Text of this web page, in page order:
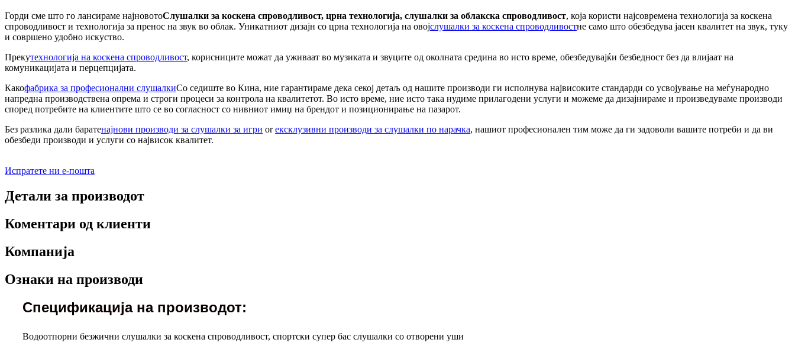
Горди сме што го лансираме најновотоСлушалки за коскена спроводливост, црна технологија, слушалки за облакска спроводливост, која користи најсовремена технологија за коскена
спроводливост и технологија за пренос на звук во облак. Уникатниот дизајн со црна технологија на овојслушалки за коскена спроводливостне само што обезбедува јасен квалитет на звук, туку
и совршено удобно искуство.
Прекутехнологија на коскена спроводливост, корисниците можат да уживаат во музиката и звуците од околната средина во исто време, обезбедувајќи безбедност без да влијаат на
комуникацијата и перцепцијата.
Какофабрика за професионални слушалкиСо седиште во Кина, ние гарантираме дека секој детаљ од нашите производи ги исполнува највисоките стандарди со усвојување на меѓународно
напредна производствена опрема и строги процеси за контрола на квалитетот. Во исто време, ние исто така нудиме прилагодени услуги и можеме да дизајнираме и произведуваме производи
според потребите на клиентите што се во согласност со нивниот имиџ на брендот и позиционирање на пазарот.
Без разлика дали баратенајнови производи за слушалки за игри orексклузивни производи за слушалки по нарачка, нашиот професионален тим може да ги задоволи вашите потреби и да ви
обезбеди производи и услуги со највисок квалитет.
Испратете ни е-пошта
Детали за производот
Коментари од клиенти
Компанија
Ознаки на производи
Спецификација на производот:
Водоотпорни безжични слушалки за коскена спроводливост, спортски супер бас слушалки со отворени уши